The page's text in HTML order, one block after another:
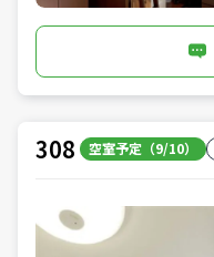
308 空室予定（9/10）